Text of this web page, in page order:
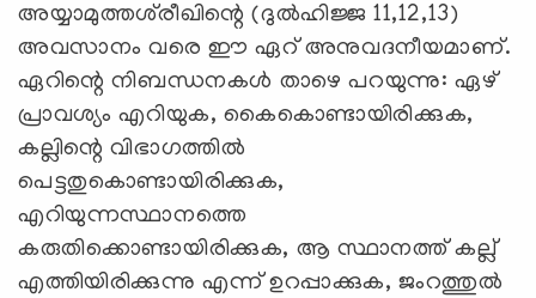
അയ്യാമുത്തശ്‌രീഖിന്റെ (ദുല്‍ഹിജ്ജ 11,12,13)
അവസാനം വരെ ഈ ഏറ് അനുവദനീയമാണ്.
ഏറിന്റെ നിബന്ധനകള്‍ താഴെ പറയുന്നു: ഏഴ്
പ്രാവശ്യം എറിയുക, കൈകൊണ്ടായിരിക്കുക,
കല്ലിന്റെ വിഭാഗത്തില്‍
പെട്ടതുകൊണ്ടായിരിക്കുക,
എറിയുന്നസ്ഥാനത്തെ
കരുതിക്കൊണ്ടായിരിക്കുക, ആ സ്ഥാനത്ത് കല്ല്
എത്തിയിരിക്കുന്നു എന്ന് ഉറപ്പാക്കുക, ജംറത്തുല്‍